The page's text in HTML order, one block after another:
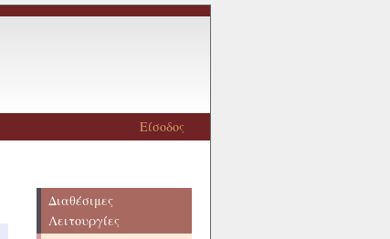
Είσοδος
Διαθέσιμες
Λειτουργίες